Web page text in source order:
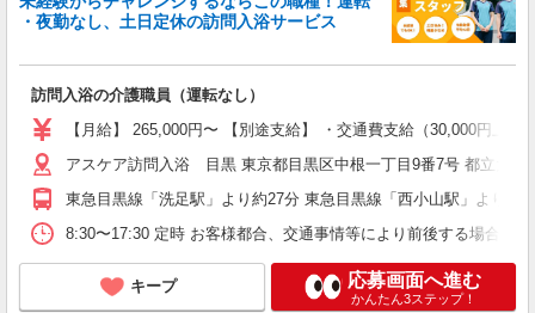
・夜勤なし、土日定休の訪問入浴サービス
訪問入浴の介護職員（運転なし）
【月給】 265,000円〜 【別途支給】 ・交通費支給（30,000円上
アスケア訪問入浴 目黒 東京都目黒区中根一丁目9番7号 都立大川
東急目黒線「洗足駅」より約27分 東急目黒線「西小山駅」より約
8:30〜17:30 定時 お客様都合、交通事情等により前後する場合あ
キープ 応募画面へ進む
かんたん3ステップ！